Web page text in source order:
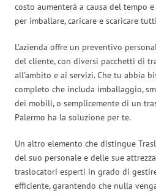
costo aumenterà a causa del tempo
per imballare, caricare e scaricare
L’azienda offre un preventivo
del cliente, con diversi pacchetti di
all’ambito e ai servizi. Che tu abbia
completo che includa imballaggio,
dei mobili, o semplicemente di un
Palermo ha la soluzione per te.
Un altro elemento che distingue
del suo personale e delle sue
traslocatori esperti in grado di
efficiente, garantendo che nulla